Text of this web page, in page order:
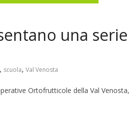
una serie
, scuola, Val Venosta
Ortofrutticole della Val Venosta,